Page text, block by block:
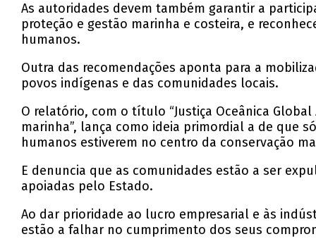
As autoridades devem também garantir a
proteção e gestão marinha e costeira, e
humanos.
Outra das recomendações aponta para a
povos indígenas e das comunidades locais.
O relatório, com o título “Justiça Oceânica
marinha”, lança como ideia primordial a de que
humanos estiverem no centro da conservação
E denuncia que as comunidades estão a ser
apoiadas pelo Estado.
Ao dar prioridade ao lucro empresarial e às
estão a falhar no cumprimento dos seus